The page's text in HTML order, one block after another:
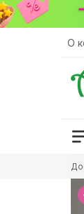
Перейти
к
О